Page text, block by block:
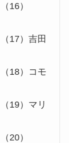
16）
17）吉田
18）コモ
19）マリ
20）